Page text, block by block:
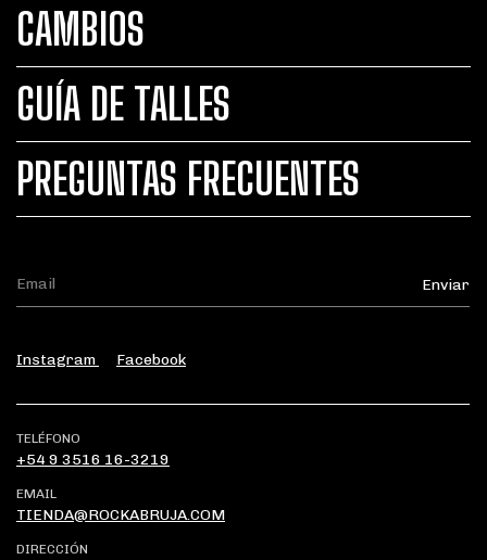
CAMBIOS
GUÍA DE TALLES
PREGUNTAS FRECUENTES
Instagram Facebook
TELÉFONO
+54 9 3516 16-3219
EMAIL
TIENDA@ROCKABRUJA.COM
DIRECCIÓN